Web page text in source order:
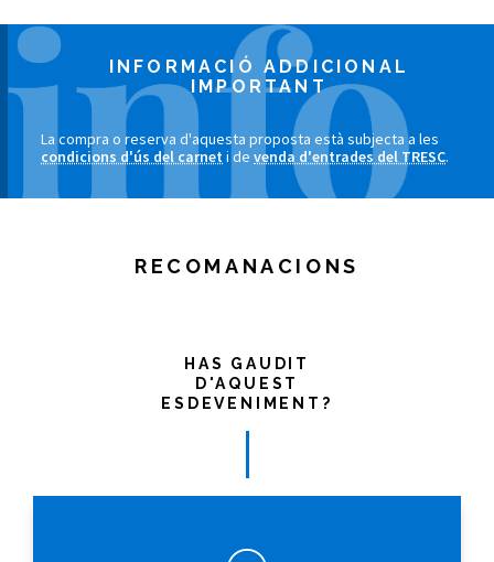
INFORMACIÓ ADDICIONAL
IMPORTANT
La compra o reserva d'aquesta proposta està subjecta a les
condicions d'ús del carneti de venda d'entrades del TRESC.
RECOMANACIONS
HAS GAUDIT
D'AQUEST
ESDEVENIMENT?